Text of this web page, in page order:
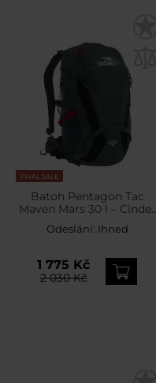
FINAL SALE
Batoh Pentagon Tac
Maven Mars 30 l – Cinder
Grey
Odeslání: Ihned
1 775 Kč
2 030 Kč